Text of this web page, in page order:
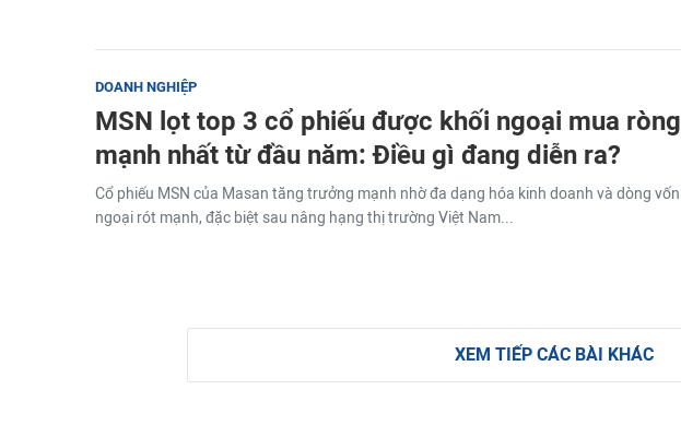
DOANH NGHIỆP
MSN lọt top 3 cổ phiếu được khối ngoại mua ròng
mạnh nhất từ đầu năm: Điều gì đang diễn ra?
Cổ phiếu MSN của Masan tăng trưởng mạnh nhờ đa dạng hóa kinh doanh và dòng vốn
ngoại rót mạnh, đặc biệt sau nâng hạng thị trường Việt Nam...
XEM TIẾP CÁC BÀI KHÁC